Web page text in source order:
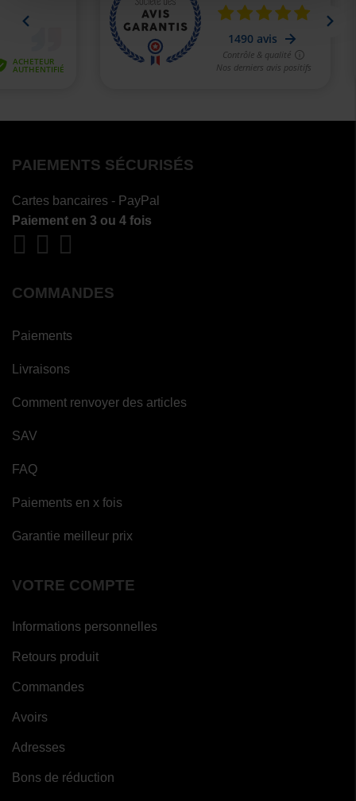
PAIEMENTS SÉCURISÉS
Cartes bancaires - PayPal
Paiement en 3 ou 4 fois
COMMANDES
Paiements
Livraisons
Comment renvoyer des articles
SAV
FAQ
Paiements en x fois
Garantie meilleur prix
VOTRE COMPTE
Informations personnelles
Retours produit
Commandes
Avoirs
Adresses
Bons de réduction